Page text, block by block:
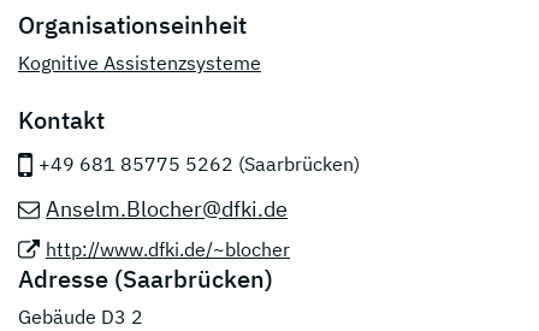
Organisationseinheit
Kognitive Assistenzsysteme
Kontakt
+49 681 85775 5262 (Saarbrücken)
Anselm.Blocher@dfki.de
http://www.dfki.de/~blocher
Adresse (Saarbrücken)
Gebäude D3 2